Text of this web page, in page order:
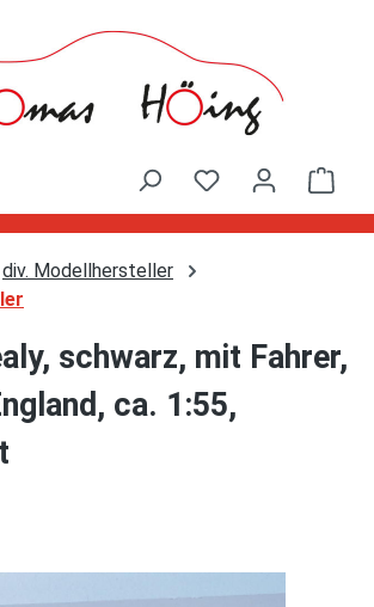
div. Modellhersteller
schwarz, mit Fahrer,
ca. 1:55,